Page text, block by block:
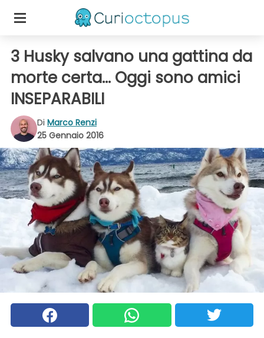
3 Husky salvano una gattina da
morte certa... Oggi sono amici
INSEPARABILI
Di Marco Renzi
25 Gennaio 2016